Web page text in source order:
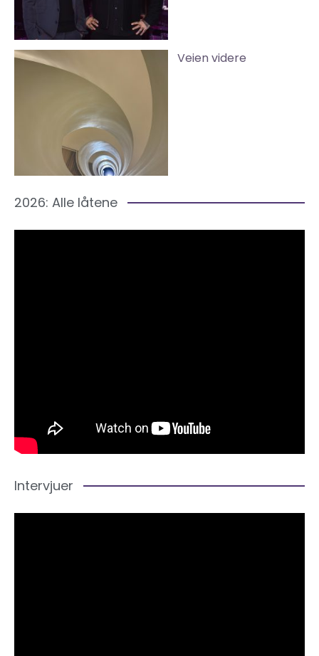
Veien videre
2026: Alle låtene
Intervjuer